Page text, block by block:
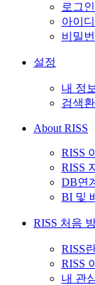
로그인
아이디
비밀
설정
내 정보
검색
About RISS
RISS
RISS
DB연
BI 및
RISS 처음
RISS
RISS
내 관